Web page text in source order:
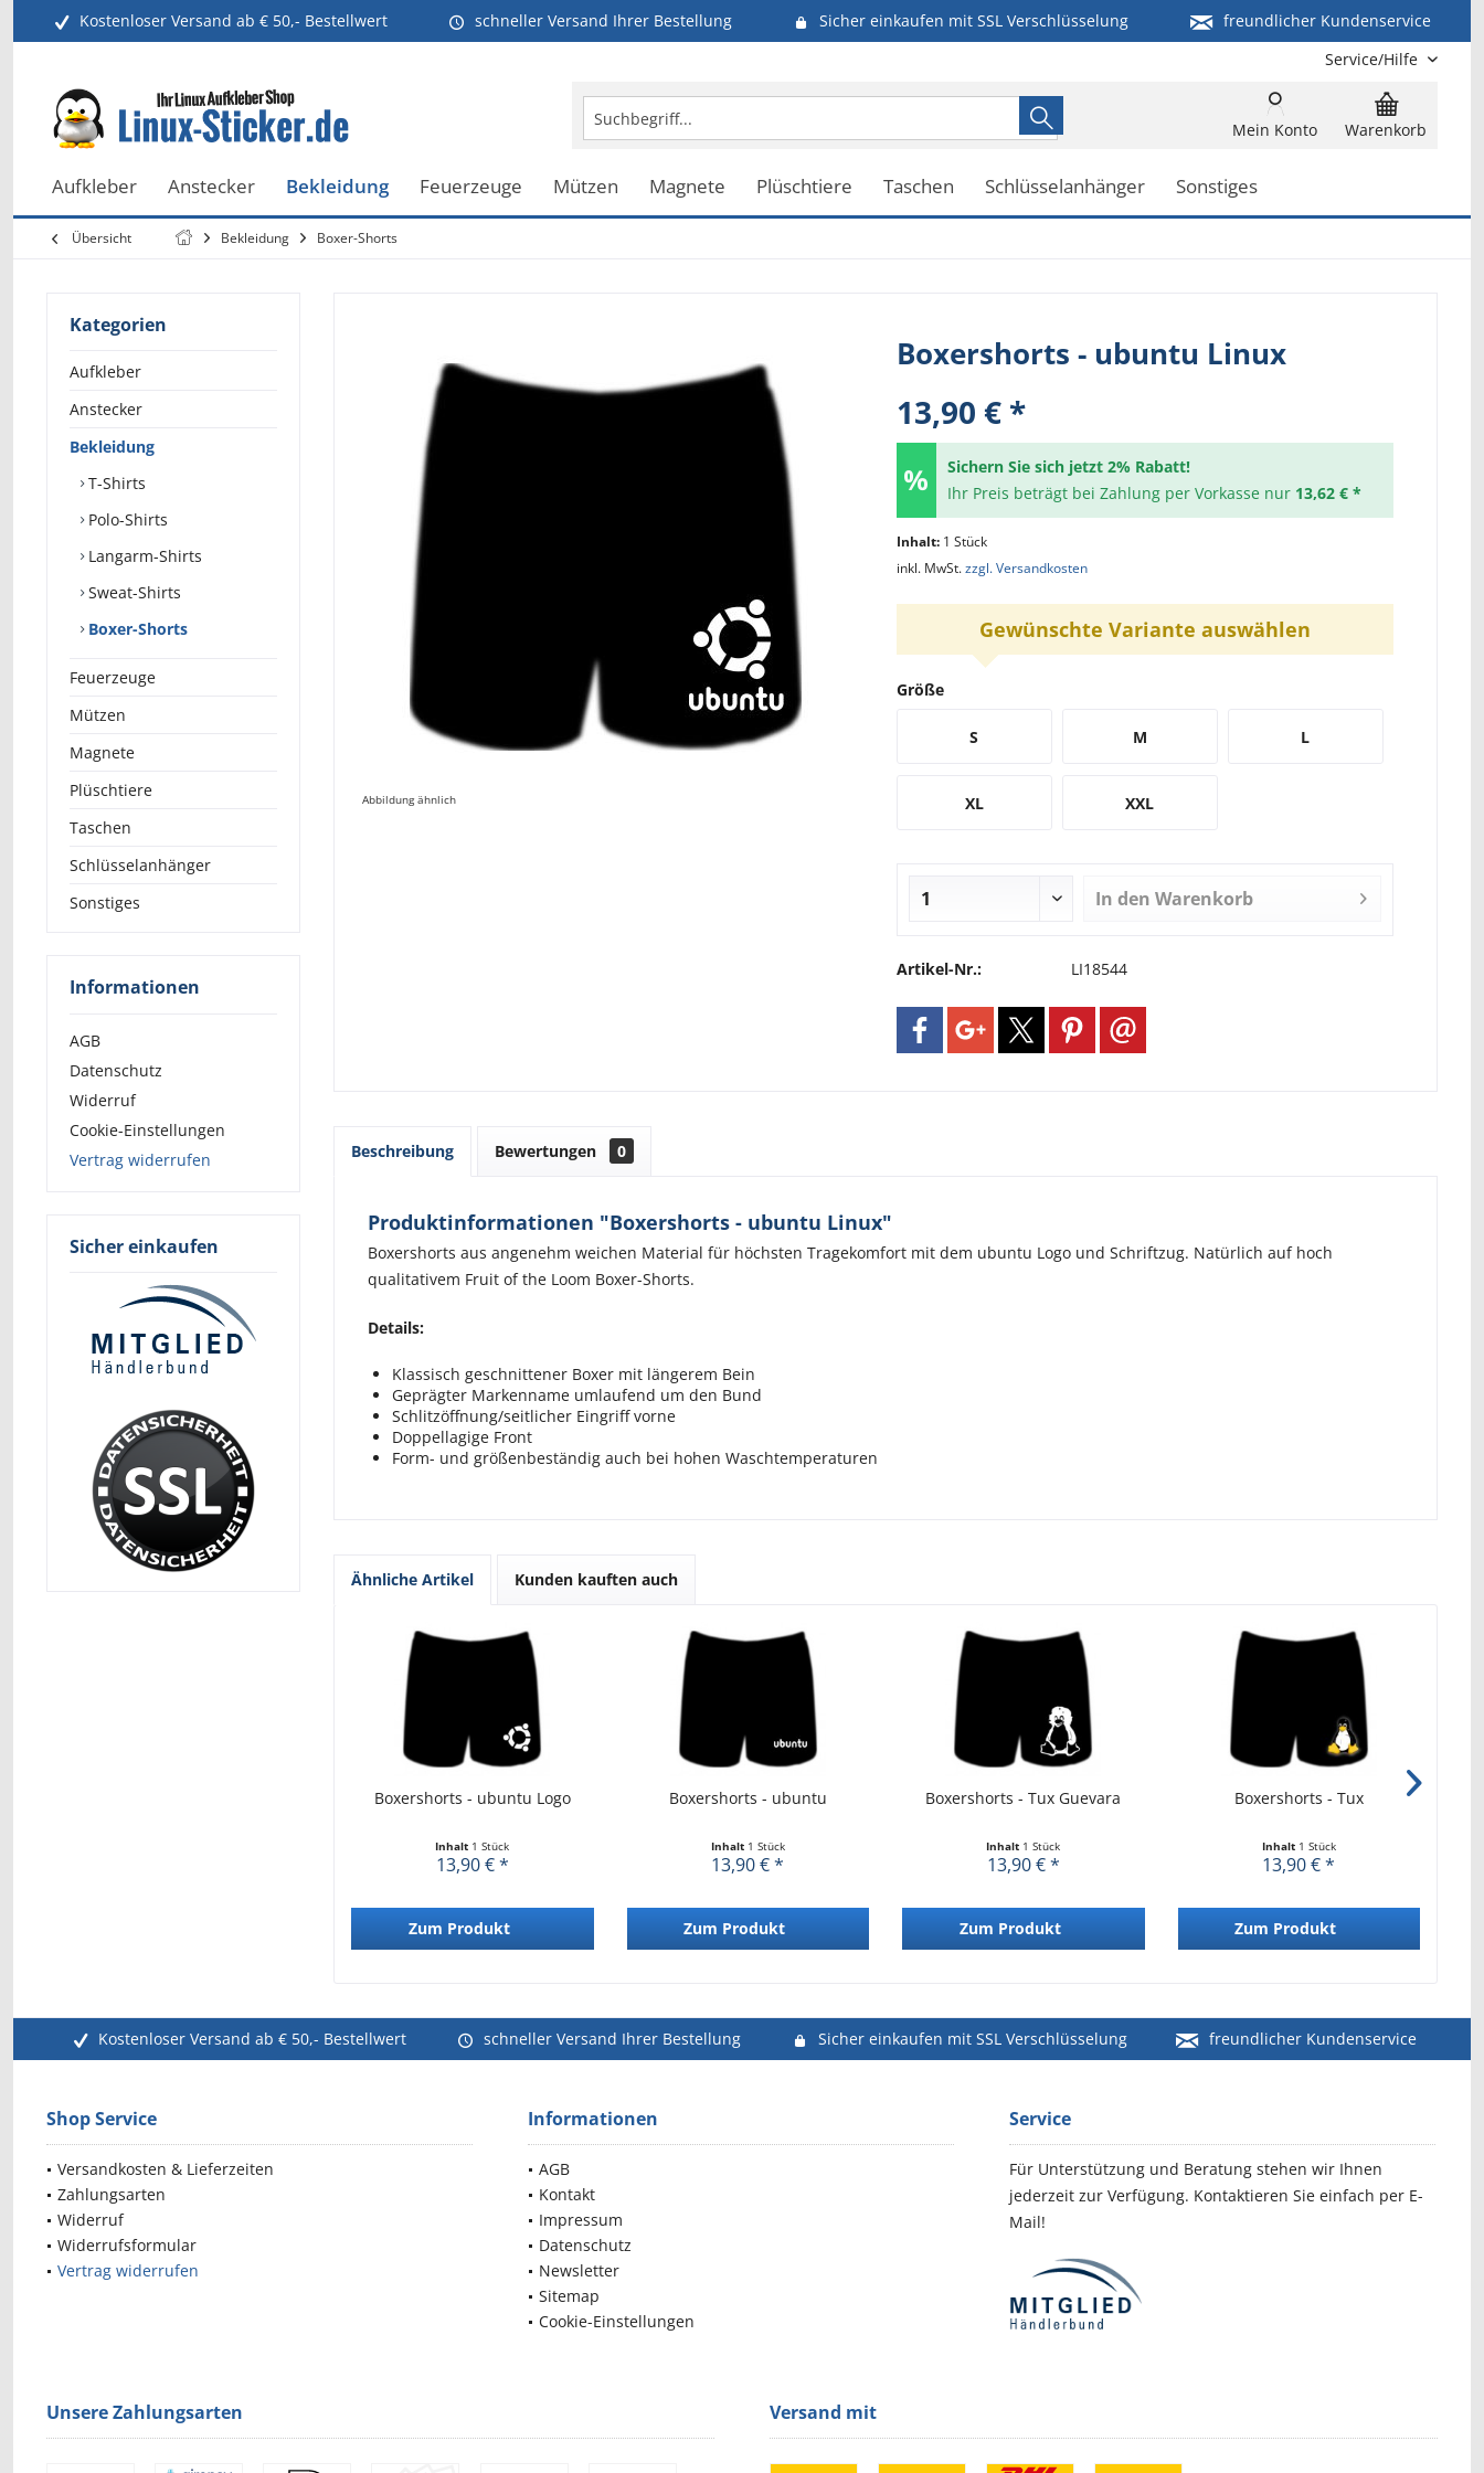
Kostenloser Versand ab € 50,- Bestellwert schneller Versand Ihrer Bestellung Sicher einkaufen mit SSL Verschlüsselung
freundlicher Kundenservice
Service/Hilfe
Warenkorb
Mein Konto
Aufkleber Anstecker Bekleidung Feuerzeuge Mützen Magnete Plüschtiere Taschen Schlüsselanhänger Sonstiges
Übersicht Bekleidung Boxer-Shorts
Kategorien
Aufkleber
Anstecker
Bekleidung
T-Shirts
Polo-Shirts
Langarm-Shirts
Sweat-Shirts
Boxer-Shorts
Feuerzeuge
Mützen
Magnete
Plüschtiere
Taschen
Schlüsselanhänger
Sonstiges
Informationen
AGB
Datenschutz
Widerruf
Cookie-Einstellungen
Vertrag widerrufen
Sicher einkaufen
Abbildung ähnlich
Boxershorts - ubuntu Linux
13,90 € *
Sichern Sie sich jetzt 2% Rabatt!
Ihr Preis beträgt bei Zahlung per Vorkasse nur 13,62 € *
Inhalt: 1 Stück
inkl. MwSt.zzgl. Versandkosten
Gewünschte Variante auswählen
Größe
S M L
XL XXL
In den Warenkorb
Artikel-Nr.: LI18544
Beschreibung Bewertungen 0
Produktinformationen "Boxershorts - ubuntu Linux"
Boxershorts aus angenehm weichen Material für höchsten Tragekomfort mit dem ubuntu Logo und Schriftzug. Natürlich auf hoch
qualitativem Fruit of the Loom Boxer-Shorts.
Details:
Klassisch geschnittener Boxer mit längerem Bein
Geprägter Markenname umlaufend um den Bund
Schlitzöffnung/seitlicher Eingriff vorne
Doppellagige Front
Form- und größenbeständig auch bei hohen Waschtemperaturen
Ähnliche Artikel Kunden kauften auch
Boxershorts - ubuntu Logo
Inhalt 1 Stück
13,90 € *
Zum Produkt
Boxershorts - ubuntu
Inhalt 1 Stück
13,90 € *
Zum Produkt
Boxershorts - Tux Guevara
Inhalt 1 Stück
13,90 € *
Zum Produkt
Boxershorts - Tux
Inhalt 1 Stück
13,90 € *
Zum Produkt
Kostenloser Versand ab € 50,- Bestellwert schneller Versand Ihrer Bestellung Sicher einkaufen mit SSL Verschlüsselung freundlicher Kundenservice
Shop Service
Versandkosten & Lieferzeiten
Zahlungsarten
Widerruf
Widerrufsformular
Vertrag widerrufen
Informationen
AGB
Kontakt
Impressum
Datenschutz
Newsletter
Sitemap
Cookie-Einstellungen
Service
Für Unterstützung und Beratung stehen wir Ihnen
jederzeit zur Verfügung. Kontaktieren Sie einfach per E-
Mail!
Unsere Zahlungsarten Versand mit